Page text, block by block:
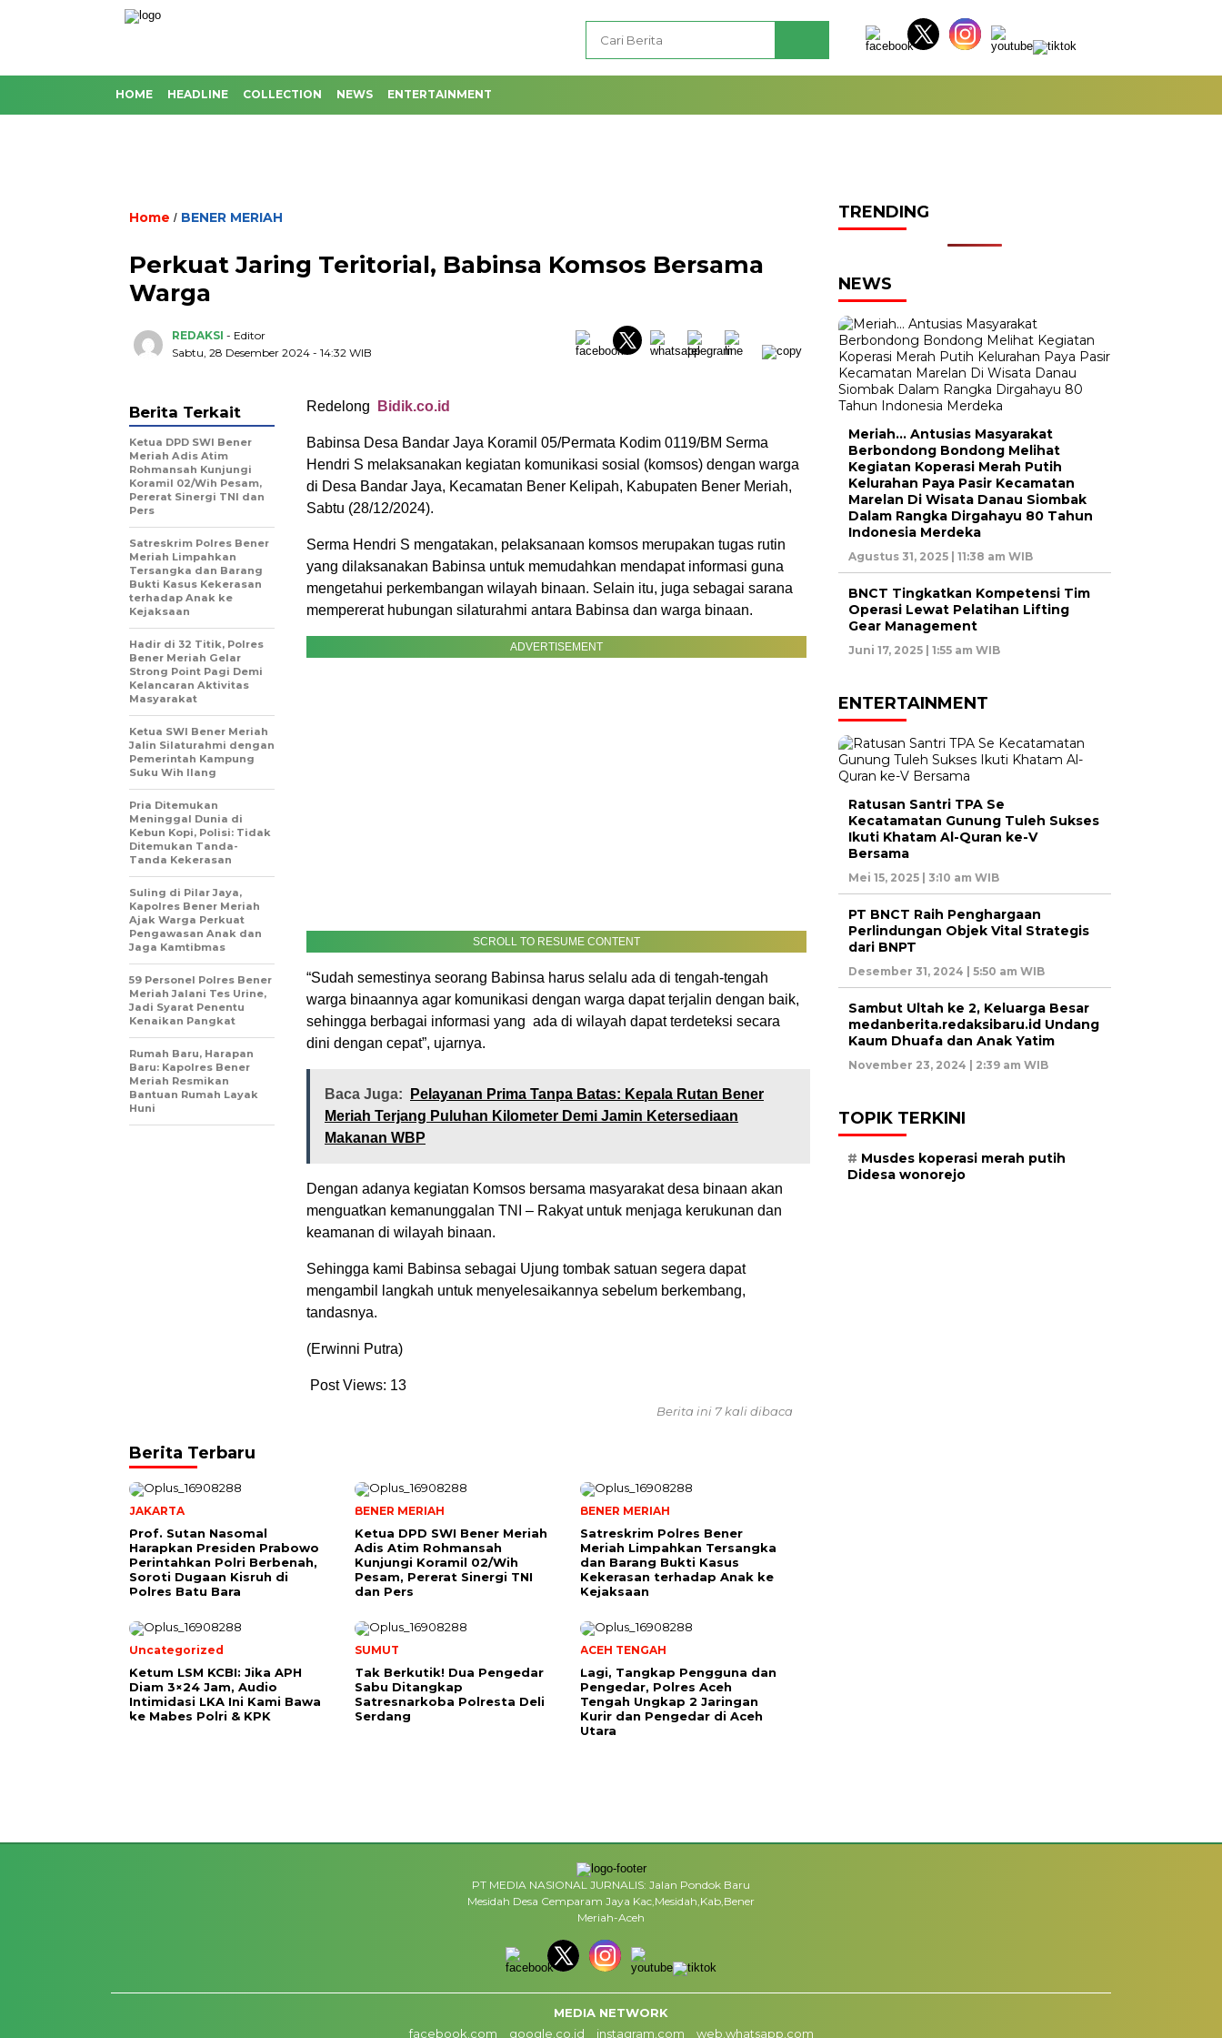
HOME HEADLINE COLLECTION NEWS ENTERTAINMENT
Home / BENER MERIAH
Perkuat Jaring Teritorial, Babinsa Komsos Bersama
Warga
REDAKSI - Editor
Sabtu, 28 Desember 2024 - 14:32 WIB
Redelong Bidik.co.id
Babinsa Desa Bandar Jaya Koramil 05/Permata Kodim 0119/BM Serma
Hendri S melaksanakan kegiatan komunikasi sosial (komsos) dengan warga
di Desa Bandar Jaya, Kecamatan Bener Kelipah, Kabupaten Bener Meriah,
Sabtu (28/12/2024).
Serma Hendri S mengatakan, pelaksanaan komsos merupakan tugas rutin
yang dilaksanakan Babinsa untuk memudahkan mendapat informasi guna
mengetahui perkembangan wilayah binaan. Selain itu, juga sebagai sarana
mempererat hubungan silaturahmi antara Babinsa dan warga binaan.
ADVERTISEMENT
SCROLL TO RESUME CONTENT
“Sudah semestinya seorang Babinsa harus selalu ada di tengah-tengah
warga binaannya agar komunikasi dengan warga dapat terjalin dengan baik,
sehingga berbagai informasi yang ada di wilayah dapat terdeteksi secara
dini dengan cepat”, ujarnya.
Baca Juga:
Pelayanan Prima Tanpa Batas: Kepala Rutan Bener
Meriah Terjang Puluhan Kilometer Demi Jamin Ketersediaan
Makanan WBP
Dengan adanya kegiatan Komsos bersama masyarakat desa binaan akan
menguatkan kemanunggalan TNI – Rakyat untuk menjaga kerukunan dan
keamanan di wilayah binaan.
Sehingga kami Babinsa sebagai Ujung tombak satuan segera dapat
mengambil langkah untuk menyelesaikannya sebelum berkembang,
tandasnya.
(Erwinni Putra)
Post Views: 13
Berita Terkait
Ketua DPD SWI Bener
Meriah Adis Atim
Rohmansah Kunjungi
Koramil 02/Wih Pesam,
Pererat Sinergi TNI dan
Pers
Satreskrim Polres Bener
Meriah Limpahkan
Tersangka dan Barang
Bukti Kasus Kekerasan
terhadap Anak ke
Kejaksaan
Hadir di 32 Titik, Polres
Bener Meriah Gelar
Strong Point Pagi Demi
Kelancaran Aktivitas
Masyarakat
Ketua SWI Bener Meriah
Jalin Silaturahmi dengan
Pemerintah Kampung
Suku Wih Ilang
Pria Ditemukan
Meninggal Dunia di
Kebun Kopi, Polisi: Tidak
Ditemukan Tanda-
Tanda Kekerasan
Suling di Pilar Jaya,
Kapolres Bener Meriah
Ajak Warga Perkuat
Pengawasan Anak dan
Jaga Kamtibmas
59 Personel Polres Bener
Meriah Jalani Tes Urine,
Jadi Syarat Penentu
Kenaikan Pangkat
Rumah Baru, Harapan
Baru: Kapolres Bener
Meriah Resmikan
Bantuan Rumah Layak
Huni
Berita ini 7 kali dibaca
Berita Terbaru
JAKARTA
Prof. Sutan Nasomal
Harapkan Presiden Prabowo
Perintahkan Polri Berbenah,
Soroti Dugaan Kisruh di
Polres Batu Bara
BENER MERIAH
Ketua DPD SWI Bener Meriah
Adis Atim Rohmansah
Kunjungi Koramil 02/Wih
Pesam, Pererat Sinergi TNI
dan Pers
BENER MERIAH
Satreskrim Polres Bener
Meriah Limpahkan Tersangka
dan Barang Bukti Kasus
Kekerasan terhadap Anak ke
Kejaksaan
Uncategorized
Ketum LSM KCBI: Jika APH
Diam 3×24 Jam, Audio
Intimidasi LKA Ini Kami Bawa
ke Mabes Polri & KPK
SUMUT
Tak Berkutik! Dua Pengedar
Sabu Ditangkap
Satresnarkoba Polresta Deli
Serdang
ACEH TENGAH
Lagi, Tangkap Pengguna dan
Pengedar, Polres Aceh
Tengah Ungkap 2 Jaringan
Kurir dan Pengedar di Aceh
Utara
TRENDING
NEWS
Meriah… Antusias Masyarakat
Berbondong Bondong Melihat
Kegiatan Koperasi Merah Putih
Kelurahan Paya Pasir Kecamatan
Marelan Di Wisata Danau Siombak
Dalam Rangka Dirgahayu 80 Tahun
Indonesia Merdeka
Agustus 31, 2025 | 11:38 am WIB
BNCT Tingkatkan Kompetensi Tim
Operasi Lewat Pelatihan Lifting
Gear Management
Juni 17, 2025 | 1:55 am WIB
ENTERTAINMENT
Ratusan Santri TPA Se
Kecatamatan Gunung Tuleh Sukses
Ikuti Khatam Al-Quran ke-V
Bersama
Mei 15, 2025 | 3:10 am WIB
PT BNCT Raih Penghargaan
Perlindungan Objek Vital Strategis
dari BNPT
Desember 31, 2024 | 5:50 am WIB
Sambut Ultah ke 2, Keluarga Besar
medanberita.redaksibaru.id Undang
Kaum Dhuafa dan Anak Yatim
November 23, 2024 | 2:39 am WIB
TOPIK TERKINI
Musdes koperasi merah putih
Didesa wonorejo
PT MEDIA NASIONAL JURNALIS: Jalan Pondok Baru
Mesidah Desa Cemparam Jaya Kac,Mesidah,Kab,Bener
Meriah-Aceh
MEDIA NETWORK
facebook.com
google.co.id instagram.com web.whatsapp.com